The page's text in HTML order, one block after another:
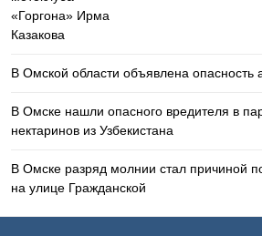
В Омской области объявлена опасность
В Омске нашли опасного вредителя в
нектаринов из Узбекистана
В Омске разряд молнии стал причиной
на улице Гражданской